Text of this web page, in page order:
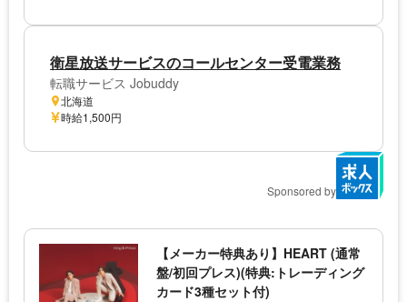
衛星放送サービスのコールセンター受電業務
転職サービス Jobuddy
北海道
時給1,500円
Sponsored by
【メーカー特典あり】HEART (通常
盤/初回プレス)(特典:トレーディング
カード3種セット付)